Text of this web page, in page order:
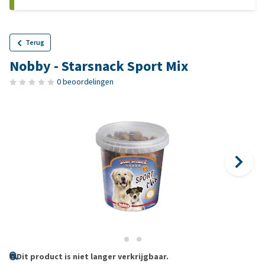
Terug
Nobby - Starsnack Sport Mix
0 beoordelingen
Dit product is niet langer verkrijgbaar.